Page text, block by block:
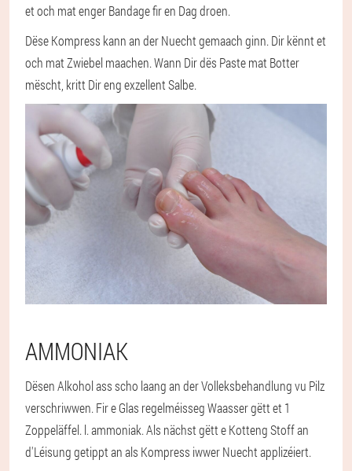
et och mat enger Bandage fir en Dag droen.
Dëse Kompress kann an der Nuecht gemaach ginn. Dir kënnt et
och mat Zwiebel maachen. Wann Dir dës Paste mat Botter
mëscht, kritt Dir eng exzellent Salbe.
AMMONIAK
Dësen Alkohol ass scho laang an der Volleksbehandlung vu Pilz
verschriwwen. Fir e Glas regelméisseg Waasser gëtt et 1
Zoppeläffel. l. ammoniak. Als nächst gëtt e Kotteng Stoff an
d'Léisung getippt an als Kompress iwwer Nuecht applizéiert.